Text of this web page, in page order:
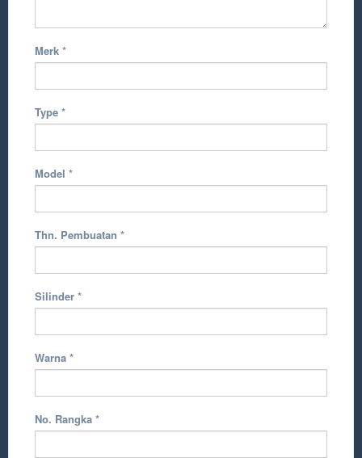
Merk *
Type *
Model *
Thn. Pembuatan *
Silinder *
Warna *
No. Rangka *